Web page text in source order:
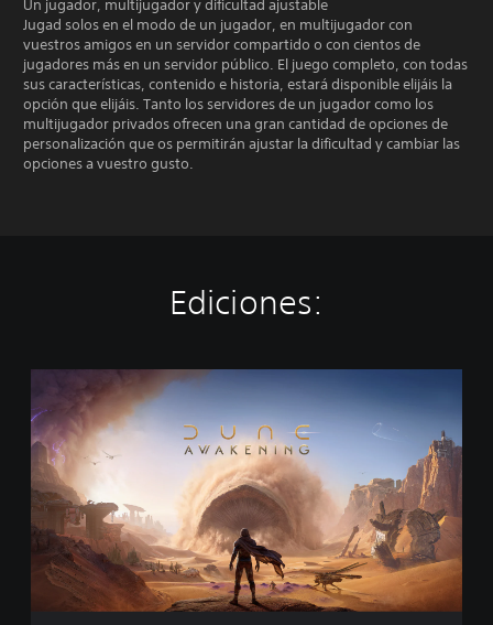
Un jugador, multijugador y dificultad ajustable
Jugad solos en el modo de un jugador, en multijugador con
vuestros amigos en un servidor compartido o con cientos de
jugadores más en un servidor público. El juego completo, con todas
sus características, contenido e historia, estará disponible elijáis la
opción que elijáis. Tanto los servidores de un jugador como los
multijugador privados ofrecen una gran cantidad de opciones de
personalización que os permitirán ajustar la dificultad y cambiar las
opciones a vuestro gusto.
Ediciones:
d
i
c
ó
n
e
s